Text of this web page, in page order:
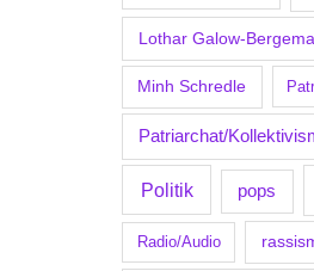
Lothar Galow-
Minh Schredle
Patriarchat/
Politik pops
Radio/Audio